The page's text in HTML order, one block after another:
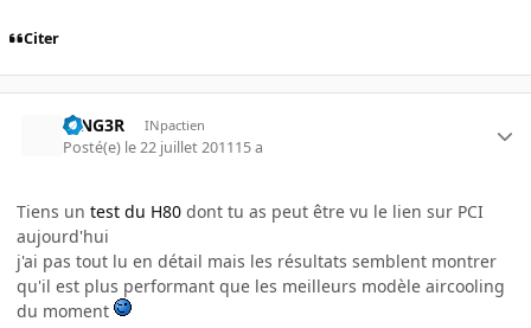
Citer
RING3R INpactien
Posté(e) le 22 juillet 201115 a
Tiens un test du H80 dont tu as peut être vu le lien sur PCI
aujourd'hui
j'ai pas tout lu en détail mais les résultats semblent montrer
qu'il est plus performant que les meilleurs modèle aircooling
du moment